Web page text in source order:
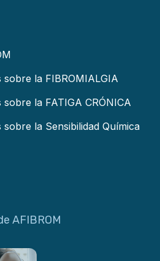
la FIBROMIALGIA
la FATIGA CRÓNICA
la Sensibilidad Química
AFIBROM